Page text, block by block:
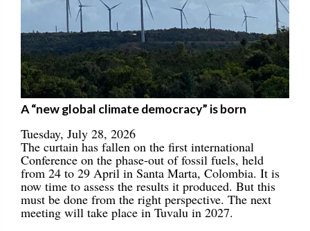
A “new global climate democracy” is born
Tuesday, July 28, 2026
The curtain has fallen on the first international
Conference on the phase-out of fossil fuels, held
from 24 to 29 April in Santa Marta, Colombia. It is
now time to assess the results it produced. But this
must be done from the right perspective. The next
meeting will take place in Tuvalu in 2027.